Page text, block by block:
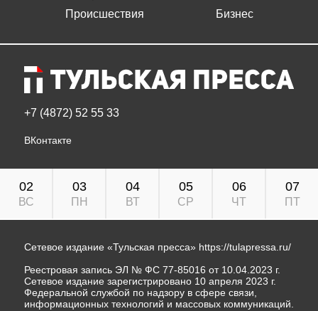
Происшествия
Бизнес
+7 (4872) 52 55 33
ВКонтакте
02
ВС
03
ПН
04
ВТ
05
СР
06
ЧТ
07
ПТ
Сетевое издание «Тульская пресса» https://tulapressa.ru/
Реестровая запись ЭЛ № ФС 77-85016 от 10.04.2023 г.
Сетевое издание зарегистрировано 10 апреля 2023 г.
Федеральной службой по надзору в сфере связи,
информационных технологий и массовых коммуникаций.